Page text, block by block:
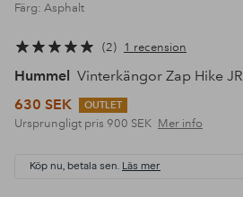
Färg: Asphalt
2 1 recension
Hummel
Vinterkängor Zap Hike JR
630 SEK
OUTLET
Ursprungligt pris 900 SEK Mer info
Köp nu, betala sen. Läs mer